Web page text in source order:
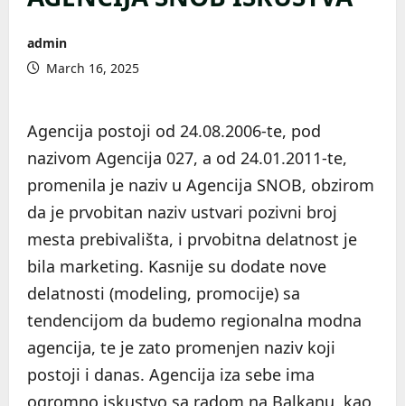
admin
March 16, 2025
Agencija postoji od 24.08.2006-te, pod
nazivom Agencija 027, a od 24.01.2011-te,
promenila je naziv u Agencija SNOB, obzirom
da je prvobitan naziv ustvari pozivni broj
mesta prebivališta, i prvobitna delatnost je
bila marketing. Kasnije su dodate nove
delatnosti (modeling, promocije) sa
tendencijom da budemo regionalna modna
agencija, te je zato promenjen naziv koji
postoji i danas. Agencija iza sebe ima
ogromno iskustvo sa radom na Balkanu, kao